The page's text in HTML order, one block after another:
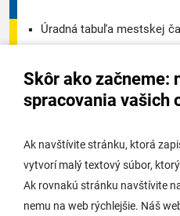
Skôr ako začneme:
spracovania vašich
Ak navštívite stránku, ktorá
vytvorí malý textový súbor,
Ak rovnakú stránku navštívite
nemu na web rýchlejšie. Náš
Úradná tabuľa mestskej
Úradná tabuľa stavebného
Potrebujem vybaviť
Samospráva